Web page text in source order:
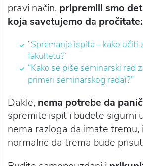
pravi način, pripremili smo
koja savetujemo da pročitate:
“Spremanje ispita – kako učiti
fakultetu?”
“Kako se piše seminarski rad
primeri seminarskog rada)?”
Dakle, nema potrebe da
spremite ispit i budete sigurni
nema razloga da imate tremu,
normalno da trema bude